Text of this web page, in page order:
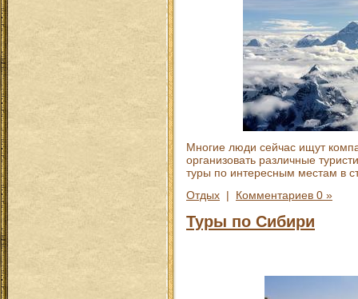
Многие люди сейчас ищут
организовать различные
туры по интересным местам в
Отдых | Комментариев 0 »
Туры по Сибири